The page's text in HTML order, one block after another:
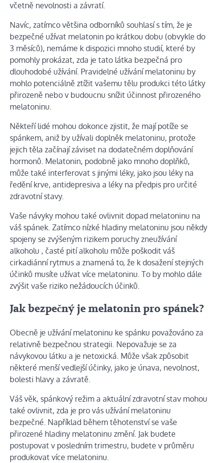
včetně nevolnosti a závratí.
Navíc, zatímco většina odborníků souhlasí s tím, že je
bezpečné užívat melatonin po krátkou dobu (obvykle do
3 měsíců), nemáme k dispozici mnoho studií, které by
pomohly prokázat, zda je tato látka bezpečná pro
dlouhodobé užívání. Pravidelné užívání melatoninu by
mohlo potenciálně ztížit vašemu tělu produkci této látky
přirozeně nebo v budoucnu snížit účinnost přirozeného
melatoninu.
Někteří lidé mohou dokonce zjistit, že mají potíže se
spánkem, aniž by užívali doplněk melatoninu, protože
jejich těla začínají záviset na dodatečném doplňování
hormonů. Melatonin, podobně jako mnoho doplňků,
může také interferovat s jinými léky, jako jsou léky na
ředění krve, antidepresiva a léky na předpis pro určité
zdravotní stavy.
Vaše návyky mohou také ovlivnit dopad melatoninu na
váš spánek. Zatímco nízké hladiny melatoninu jsou někdy
spojeny se zvýšeným rizikem poruchy zneužívání
alkoholu , časté pití alkoholu může poškodit váš
cirkadiánní rytmus a znamená to, že k dosažení stejných
účinků musíte užívat více melatoninu. To by mohlo dále
zvýšit vaše riziko nežádoucích účinků.
Jak bezpečný je melatonin pro spánek?
Obecně je užívání melatoninu ke spánku považováno za
relativně bezpečnou strategii. Nepovažuje se za
návykovou látku a je netoxická. Může však způsobit
některé menší vedlejší účinky, jako je únava, nevolnost,
bolesti hlavy a závratě.
Váš věk, spánkový režim a aktuální zdravotní stav mohou
také ovlivnit, zda je pro vás užívání melatoninu
bezpečné. Například během těhotenství se vaše
přirozené hladiny melatoninu změní. Jak budete
postupovat v posledním trimestru, budete v průměru
produkovat více melatoninu.